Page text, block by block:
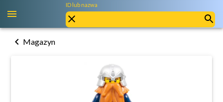
ID lub nazwa
chevron_left Magazyn